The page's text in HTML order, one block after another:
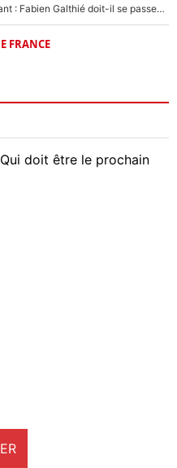
Le XV de France a trouvé son remplaçant : Fabien Galthié doit-il se passer d'Antoine Dupont ?
FRANCE
doit être le prochain